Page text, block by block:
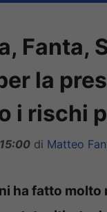
Fanta,
la
i rischi
di Matteo
ha fatto molto